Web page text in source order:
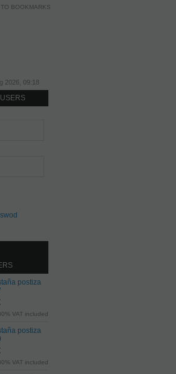
TO BOOKMARKS
2026, 09:18
postiza
VAT included
postiza
VAT included